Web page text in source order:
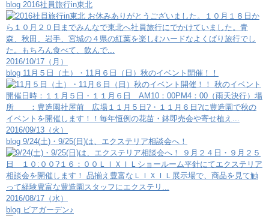
blog 2016社員旅行in東北
お休みありがとうございました。１０月１８日か
ら１０月２０日までみんなで東北へ社員旅行にでかけていました。青
森、秋田、岩手、宮城の４県の紅葉を楽しむハードなよくばり旅行でし
た。もちろん食べて、飲んで...
2016/10/17（月）
blog 11月５日（土）・11月６日（日）秋のイベント開催！！
秋のイベント
開催日時：１１月５日・１１月６日 AM10：00PM4：00（雨天決行）場
所 ：豊造園社屋前 広場１１月５日?・１１月６日?に豊造園で秋の
イベントを開催します！！毎年恒例の花苗・鉢即売会や寄せ植え...
2016/09/13（火）
blog 9/24(土)・9/25(日)は、エクステリア相談会へ！
９月２４日・９月２５
日 １０:００?１６：００ＬＩＸＩＬショールーム平針にてエクステリア
相談会を開催します！ 品揃え豊富なＬＩＸＩＬ展示場で、商品を見て触
って経験豊富な豊造園スタッフにエクステリ...
2016/08/17（水）
blog ビアガーデン♪